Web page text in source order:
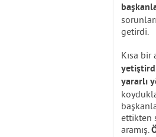
getirdi.
Kısa bir
yararlı
ettikten
aramış.